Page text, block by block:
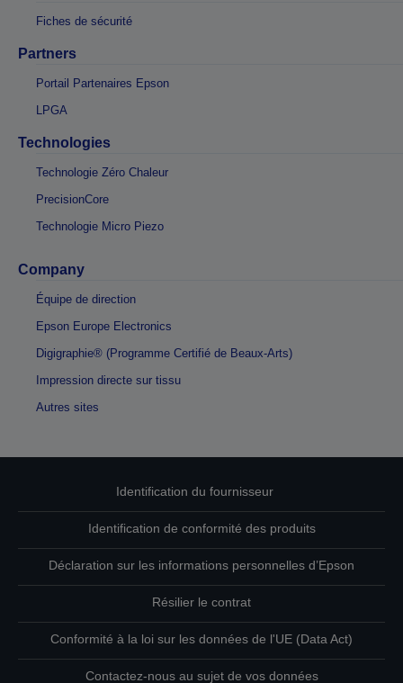
Fiches de sécurité
Partners
Portail Partenaires Epson
LPGA
Technologies
Technologie Zéro Chaleur
PrecisionCore
Technologie Micro Piezo
Company
Équipe de direction
Epson Europe Electronics
Digigraphie® (Programme Certifié de Beaux-Arts)
Impression directe sur tissu
Autres sites
Identification du fournisseur
Identification de conformité des produits
Déclaration sur les informations personnelles d’Epson
Résilier le contrat
Conformité à la loi sur les données de l'UE (Data Act)
Contactez-nous au sujet de vos données